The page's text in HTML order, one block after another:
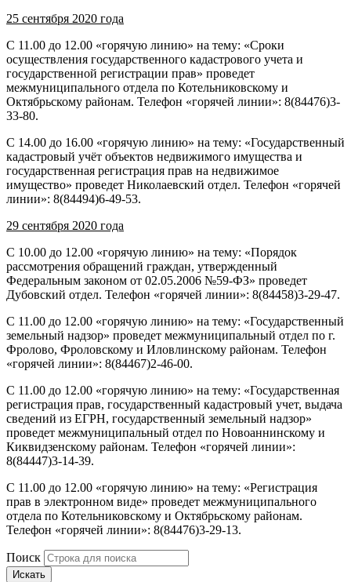
25 сентября 2020 года
С 11.00 до 12.00 «горячую линию» на тему: «Сроки
осуществления государственного кадастрового учета и
государственной регистрации прав» проведет
межмуниципального отдела по Котельниковскому и
Октябрьскому районам. Телефон «горячей линии»: 8(84476)3-
33-80.
С 14.00 до 16.00 «горячую линию» на тему: «Государственный
кадастровый учёт объектов недвижимого имущества и
государственная регистрация прав на недвижимое
имущество» проведет Николаевский отдел. Телефон «горячей
линии»: 8(84494)6-49-53.
29 сентября 2020 года
С 10.00 до 12.00 «горячую линию» на тему: «Порядок
рассмотрения обращений граждан, утвержденный
Федеральным законом от 02.05.2006 №59-ФЗ» проведет
Дубовский отдел. Телефон «горячей линии»: 8(84458)3-29-47.
С 11.00 до 12.00 «горячую линию» на тему: «Государственный
земельный надзор» проведет межмуниципальный отдел по г.
Фролово, Фроловскому и Иловлинскому районам. Телефон
«горячей линии»: 8(84467)2-46-00.
С 11.00 до 12.00 «горячую линию» на тему: «Государственная
регистрация прав, государственный кадастровый учет, выдача
сведений из ЕГРН, государственный земельный надзор»
проведет межмуниципальный отдел по Новоаннинскому и
Киквидзенскому районам. Телефон «горячей линии»:
8(84447)3-14-39.
С 11.00 до 12.00 «горячую линию» на тему: «Регистрация
прав в электронном виде» проведет межмуниципального
отдела по Котельниковскому и Октябрьскому районам.
Телефон «горячей линии»: 8(84476)3-29-13.
Поиск
Искать